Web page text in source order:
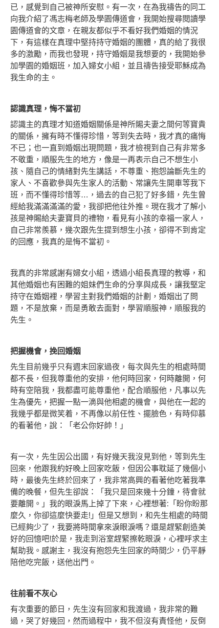
已，感覺到自己被神所安慰。有一次，在為我禱告的同工
向我介紹了馮志梅老師及學園傳道會，我開始搜尋閱讀學
園傳道會的文章，在親友都似乎不看好我們婚姻的情況
下，有這樣在真理中堅持持守婚姻的團體，真的給了我很
多的激勵，而我也發現，持守婚姻是我想要的，我開始參
加學園的婚姻班，加入婦女小組，並且禱告接受耶穌成為
我生命的主。
認識真理 ， 悔不當初
認識主的真理才知道婚姻關係是神所賜夫妻之間何等寶貴
的關係，擁有時不懂得珍惜，等到失去時，我才真的痛悔
不已；也一直到婚姻出現問題，我才檢視到自己有非常多
不敬重，順服先生的地方，像是一再表示自己不想生小
孩、隨自己的情緒對先生講話，不尊重、抱怨論斷先生的
家人、不喜歡參與先生家人的活動、常讓先生開車等我下
班，而不懂得珍惜等…，過去的自己犯了好多錯，先生曾
經給我滿滿滿滿的愛，我卻把他往外推。現在我才了解小
孩是神賜給夫妻寶貝的禮物，看見有小孩的幸福一家人，
自己非常羨慕，幾次跟先生提到想生小孩，卻得不到肯定
的回應，我真的是悔不當初。
我真的非常感謝有婦女小組，透過小組長真理的教導，和
其他婚姻也有困難的姐妹們生命的分享與成長，讓我堅定
持守在婚姻裡，學習主對我們婚姻的計劃，婚姻出了問
題，不是放棄，而是勇敢去面對，學習順服神，順服我的
先生。
把握機會，挽回婚姻
先生目前幾乎只有週末回家過夜，每次與先生的相處時間
都不長，但我尊重他的安排，他何時回家，何時離開，何
時有空陪我，我都盡可能尊重他，配合順服他，凡事以先
生為優先，把握一點一滴與他相處的機會，與他在一起的
我幾乎都是微笑着，不再像以前任性、擺臉色，有時仰慕
的看著他，說：「老公你好帥！」
有一次，先生因公出國，有好幾天我沒見到他，等到先生
回來，他跟我約好晚上回家吃飯，但因公事耽延了幾個小
時，最後先生終於回來了，我非常高興的看著他吃著我準
備的晚餐，但先生卻說：「我只是回來幾十分鐘，待會就
要離開。」我的眼淚馬上掉了下來，心裡想著:「盼你盼那
麼久，你卻這麼快要走!」但是又想到，和先生相處的時間
已經夠少了，我要將時間拿來淚眼淚嗎？還是趕緊創造美
好的回憶吧!於是，我走到浴室趕緊擦乾眼淚，心裡呼求主
幫助我。感謝主，我沒有抱怨先生回家的時間少，仍平靜
陪他吃完飯，送他出門。
往前看不灰心
有次重要的節日，先生沒有回家和我渡過，我非常的難
過，哭了好幾回，然而過程中，我不但沒有責怪他，反倒